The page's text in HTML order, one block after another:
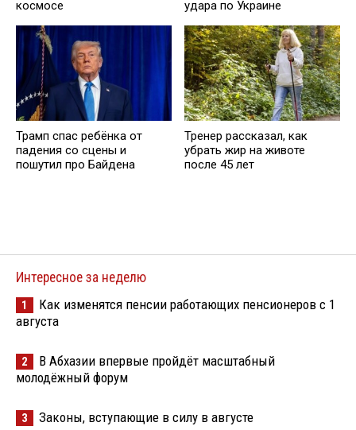
космосе удара по Украине
Трамп спас ребёнка от
падения со сцены и
пошутил про Байдена
Тренер рассказал, как
убрать жир на животе
после 45 лет
Интересное за неделю
1
Как изменятся пенсии работающих пенсионеров с 1
августа
2
В Абхазии впервые пройдёт масштабный
молодёжный форум
3 Законы, вступающие в силу в августе